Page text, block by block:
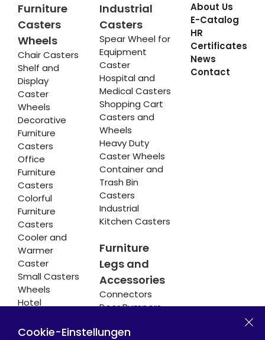
Furniture
Casters
Wheels
Chair Casters
Shelf and
Display
Caster
Wheels
Decorative
Furniture
Casters
Office
Furniture
Casters
Colorful
Furniture
Casters
Cooler and
Warmer
Caster
Small Casters
Wheels
Hotel
Casters
Industrial
Casters
Spear Wheel for
Equipment
Caster
Hospital and
Medical Casters
Shopping Cart
Casters and
Wheels
Heavy Duty
Caster Wheels
Container and
Trash Bin
Casters
Industrial
Kitchen Casters
Furniture
Legs and
Accessories
Connectors
Door Bumpers
About Us
E-Catalog
HR
Certificates
News
Contact
Cookie-Einstellungen